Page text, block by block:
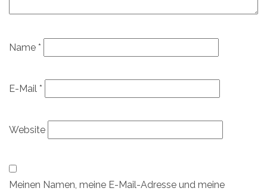
Name *
E-Mail *
Website
Meinen Namen, meine E-Mail-Adresse und meine